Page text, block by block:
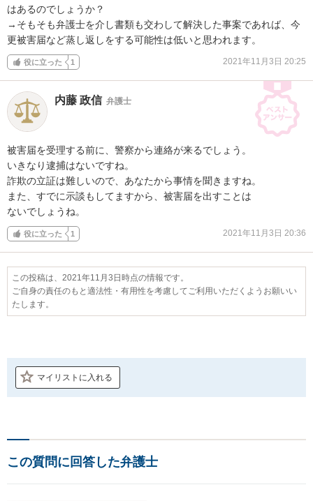
はあるのでしょうか？
→そもそも弁護士を介し書類も交わして解決した事案であれば、今
更被害届など蒸し返しをする可能性は低いと思われます。
役に立った 1 2021年11月3日 20:25
内藤 政信 弁護士
被害届を受理する前に、警察から連絡が来るでしょう。
いきなり逮捕はないですね。
詐欺の立証は難しいので、あなたから事情を聞きますね。
また、すでに示談もしてますから、被害届を出すことは
ないでしょうね。
役に立った 1 2021年11月3日 20:36
この投稿は、2021年11月3日時点の情報です。
ご自身の責任のもと適法性・有用性を考慮してご利用いただくようお願いい
たします。
マイリストに入れる
この質問に回答した弁護士